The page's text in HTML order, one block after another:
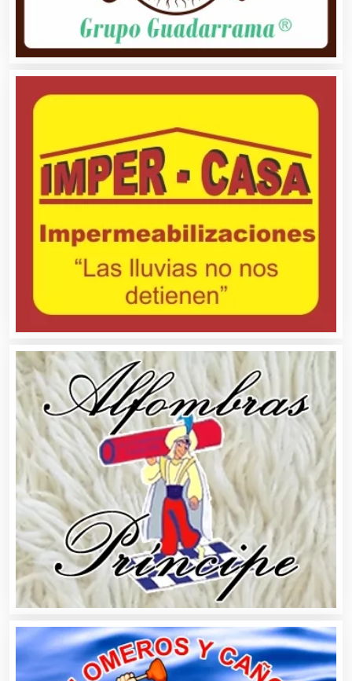
Alarmas
Albercas
Alimentos
Almacenaje
Alquiler de Autos
Alquiler de Equipos para Fiestas
Alquiler de Sillas y Mesas
Alquiler de Trajes de Etiqueta
Alta Costura
Aluminio
Ambulancias
Análisis Clínicos